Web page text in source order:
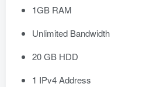
1GB RAM
Unlimited Bandwidth
20 GB HDD
1 IPv4 Address